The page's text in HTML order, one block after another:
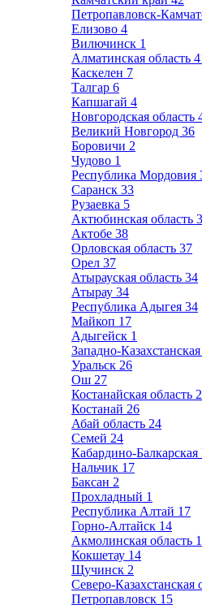
Петропавловск-
Елизово 4
Вилючинск 1
Алматинская область
Каскелен 7
Талгар 6
Капшагай 4
Новгородская область
Великий Новгород 36
Боровичи 2
Чудово 1
Республика Мордовия
Саранск 33
Рузаевка 5
Актюбинская область
Актобе 38
Орловская область 37
Орел 37
Атырауская область 34
Атырау 34
Республика Адыгея 34
Майкоп 17
Адыгейск 1
Западно-
Уральск 26
Ош 27
Костанайская область
Костанай 26
Абай область 24
Семей 24
Кабардино-Балкарская
Нальчик 17
Баксан 2
Прохладный 1
Республика Алтай 17
Горно-Алтайск 14
Акмолинская область
Кокшетау 14
Щучинск 2
Северо-Казахстанская
Петропавловск 15